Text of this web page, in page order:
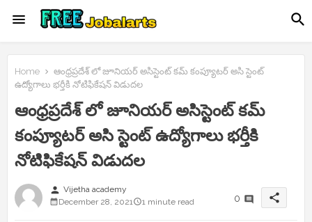
Home
ఆంధ్రప్రదేశ్ లో జూనియర్ అసిస్టెంట్ కమ్ కంప్యూటర్ అసి స్టెంట్
ఉద్యోగాలు భర్తీకి నోటిఫికేషన్ విడుదల
ఆంధ్రప్రదేశ్ లో జూనియర్ అసిస్టెంట్ కమ్
కంప్యూటర్ అసి స్టెంట్ ఉద్యోగాలు భర్తీకి
నోటిఫికేషన్ విడుదల
person Vijetha academy
December 28, 2021
1 minute read 0 share